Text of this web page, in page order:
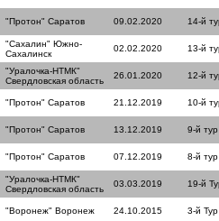
"Протон" Саратов 09.02.2020 14-й
"Сахалин" Южно-
Сахалинск
02.02.2020 13-й
"Уралочка-НТМК"
Свердловская область
26.01.2020 12-й
"Протон" Саратов 21.12.2019 10-й
"Протон" Саратов 13.12.2019 9-й тур
"Протон" Саратов 07.12.2019 8-й тур
"Уралочка-НТМК"
Свердловская область
03.03.2019 19-й
"Воронеж" Воронеж 24.10.2015 3-й Тур